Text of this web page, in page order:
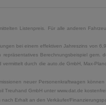
Listenpreis. Für alle anderen
bei einem effektiven Jahreszins von
Berechnungsbeispiel
durch die auto.de GmbH, Max-
neuer Personenkraftwagen
GmbH unter www.dat.de
Erhalt an den Verkäufer/